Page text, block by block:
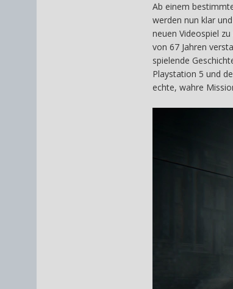
Ab einem
werden nun klar
neuen Videospiel
von 67 Jahren
spielende
Playstation 5 und
echte, wahre